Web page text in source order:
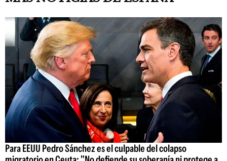
Para EEUU Pedro Sánchez es el culpable del colapso